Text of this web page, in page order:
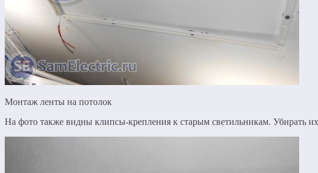
Монтаж ленты на потолок
На фото также видны клипсы-крепления к старым светильникам. Убирать